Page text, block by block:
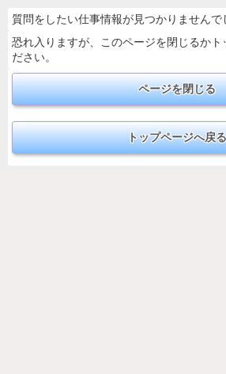
質問をしたい仕事情報が見つかりませんで
恐れ入りますが、このページを閉じるかト
ださい。
ページを閉じる
トップページへ戻る